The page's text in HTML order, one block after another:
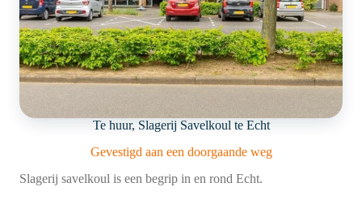
Te huur, Slagerij Savelkoul te Echt
Gevestigd aan een doorgaande weg
Slagerij savelkoul is een begrip in en rond Echt.